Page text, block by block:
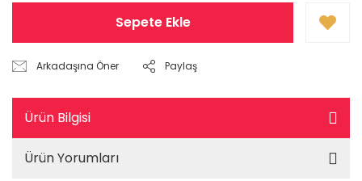
Sepete Ekle
Arkadaşına Öner Paylaş
Ürün Bilgisi
Ürün Yorumları